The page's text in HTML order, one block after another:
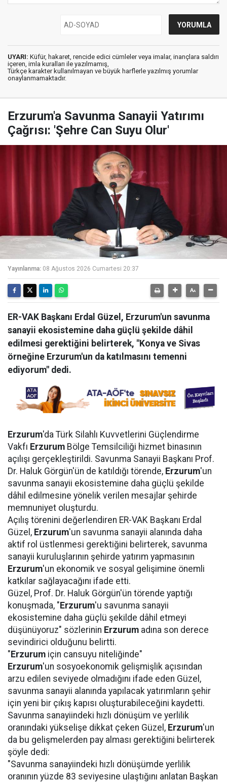
UYARI: Küfür, hakaret, rencide edici cümleler veya imalar, inançlara saldırı
içeren, imla kuralları ile yazılmamış,
Türkçe karakter kullanılmayan ve büyük harflerle yazılmış yorumlar
onaylanmamaktadır.
Erzurum'a Savunma Sanayii Yatırımı
Çağrısı: 'Şehre Can Suyu Olur'
Yayınlanma: 08 Ağustos 2026 Cumartesi 20:37
ER-VAK Başkanı Erdal Güzel, Erzurum'un savunma
sanayii ekosistemine daha güçlü şekilde dâhil
edilmesi gerektiğini belirterek, "Konya ve Sivas
örneğine Erzurum'un da katılmasını temenni
ediyorum" dedi.
Erzurum'da Türk Silahlı Kuvvetlerini Güçlendirme
Vakfı Erzurum Bölge Temsilciliği hizmet binasının
açılışı gerçekleştirildi. Savunma Sanayii Başkanı Prof.
Dr. Haluk Görgün'ün de katıldığı törende, Erzurum'un
savunma sanayii ekosistemine daha güçlü şekilde
dâhil edilmesine yönelik verilen mesajlar şehirde
memnuniyet oluşturdu.
Açılış törenini değerlendiren ER-VAK Başkanı Erdal
Güzel, Erzurum'un savunma sanayii alanında daha
aktif rol üstlenmesi gerektiğini belirterek, savunma
sanayii kuruluşlarının şehirde yatırım yapmasının
Erzurum'un ekonomik ve sosyal gelişimine önemli
katkılar sağlayacağını ifade etti.
Güzel, Prof. Dr. Haluk Görgün'ün törende yaptığı
konuşmada, " Erzurum'u savunma sanayii
ekosistemine daha güçlü şekilde dâhil etmeyi
düşünüyoruz" sözlerinin Erzurum adına son derece
sevindirici olduğunu belirtti.
" Erzurum için cansuyu niteliğinde"
Erzurum'un sosyoekonomik gelişmişlik açısından
arzu edilen seviyede olmadığını ifade eden Güzel,
savunma sanayii alanında yapılacak yatırımların şehir
için yeni bir çıkış kapısı oluşturabileceğini kaydetti.
Savunma sanayiindeki hızlı dönüşüm ve yerlilik
oranındaki yükselişe dikkat çeken Güzel, Erzurum'un
da bu gelişmelerden pay alması gerektiğini belirterek
şöyle dedi:
"Savunma sanayiindeki hızlı dönüşümde yerlilik
oranının yüzde 83 seviyesine ulaştığını anlatan Başkan